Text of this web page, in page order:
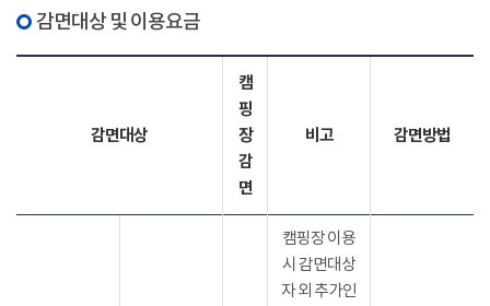
감면대상 및 이용요금
감면대상
캠
핑
장
감
면
비고 감면방법
캠핑장 이용
시 감면대상
자 외 추가인